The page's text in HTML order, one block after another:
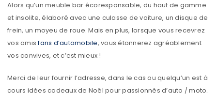
Alors qu’un meuble bar écoresponsable, du haut de gamme
et insolite, élaboré avec une culasse de voiture, un disque de
frein, un moyeu de roue. Mais en plus, lorsque vous recevrez
vos amisfans d’automobile, vous étonnerez agréablement
vos convives, et c’est mieux !
Merci de leur fournir l’adresse, dans le cas ou quelqu’un est à
cours idées cadeaux de Noël pour passionnés d’auto / moto.